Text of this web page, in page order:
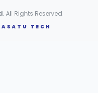
. All Rights Reserved.
TECH